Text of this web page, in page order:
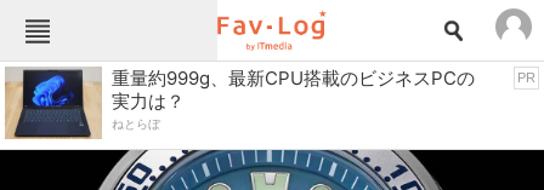
Fav-Logカテゴリー一覧
TOP
インテリア・収納 おもちゃ・ホビー
重量約999g、最新CPU搭載のビジネスPCの
実力は？
ねとらぼ
PR